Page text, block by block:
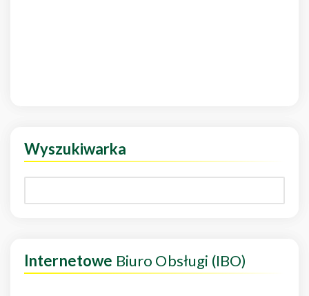
Wyszukiwarka
Internetowe Biuro Obsługi (IBO)